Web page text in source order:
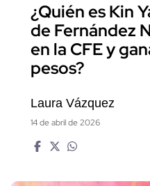
¿Quién es Kin
de Fernández
en la CFE y
pesos?
Laura Vázquez
14 de abril de 2026